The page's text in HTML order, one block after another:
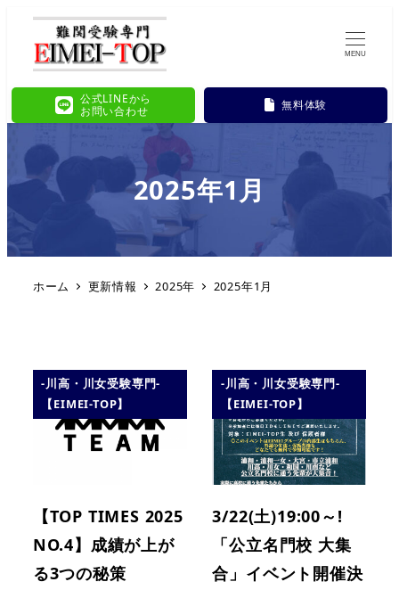
公式LINEから
お問い合わせ
無料体験
MENU
2025年1月
ホーム 更新情報 2025年 2025年1月
-川高・川女受験専門-
【EIMEI-TOP】
【TOP TIMES 2025
NO.4】成績が上が
る3つの秘策
-川高・川女受験専門-
【EIMEI-TOP】
3/22(土)19:00～!
「公立名門校 大集
合」イベント開催決